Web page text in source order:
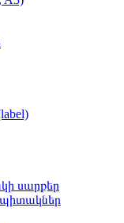
սարքեր
պիտակներ